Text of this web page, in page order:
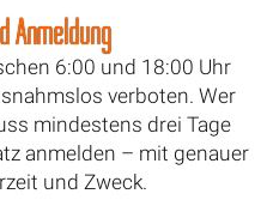
Anmeldung
6:00 und 18:00 Uhr
verboten. Wer
mindestens drei Tage
anmelden – mit genauer
und Zweck.